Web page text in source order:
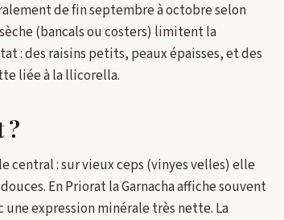
de fin septembre à octobre selon
(bancals ou costers) limitent la
: des raisins petits, peaux épaisses, et des
liée à la llicorella.
?
central : sur vieux ceps (vinyes velles) elle
En Priorat la Garnacha affiche souvent
expression minérale très nette. La